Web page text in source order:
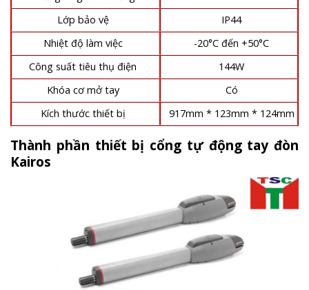
Lớp bảo vệ
IP44
Nhiệt độ làm việc
-20°C đến +50°C
Công suất tiêu thụ điện
144W
Khóa cơ mở tay
Có
Kích thước thiết bị
917mm * 123mm * 124mm
Thành phần thiết bị cổng tự động tay đòn
Kairos